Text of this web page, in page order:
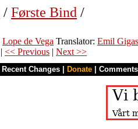
/ Første Bind /
Lope de Vega Translator: Emil Gigas
| << Previous | Next >>
Recent Changes Donate